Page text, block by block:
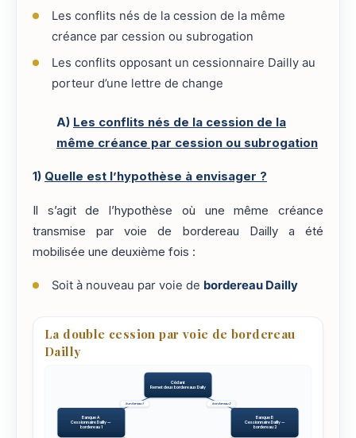
Les conflits nés de la cession de la même
créance par cession ou subrogation
Les conflits opposant un cessionnaire Dailly au
porteur d’une lettre de change
A) Les conflits nés de la cession de la
même créance par cession ou subrogation
1) Quelle est l’hypothèse à envisager ?
Il s’agit de l’hypothèse où une même créance
transmise par voie de bordereau Dailly a été
mobilisée une deuxième fois :
Soit à nouveau par voie de bordereau Dailly
La double cession par voie de bordereau
Dailly
Cédant
Remet deux bordereaux Dailly
Banque A
Cessionnaire Dailly —
bordereau 1
Banque B
Cessionnaire Dailly —
bordereau 2
bordereau 1 bordereau 2